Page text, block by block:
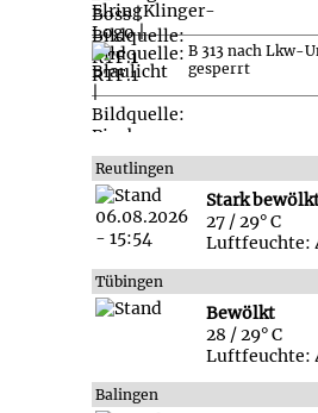
B 313 nach Lkw-
gesperrt
Reutlingen
Stark
27 / 29° C
Luftfeuchte:
Tübingen
Bewölkt
28 / 29° C
Luftfeuchte:
Balingen